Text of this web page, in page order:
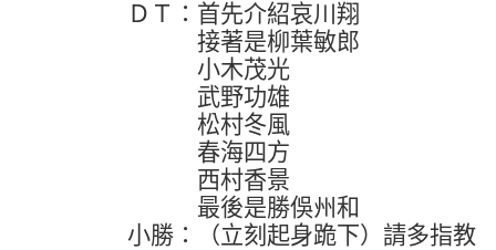
ＤＴ：首先介紹哀川翔
接著是柳葉敏郎
小木茂光
武野功雄
松村冬風
春海四方
西村香景
最後是勝俁州和
小勝：（立刻起身跪下）請多指教